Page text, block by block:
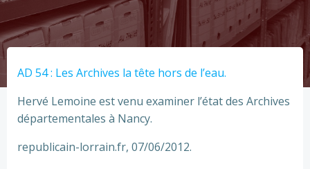
AD 54 : Les Archives la tête hors de l’eau.
Hervé Lemoine est venu examiner l’état des Archives
départementales à Nancy.
republicain-lorrain.fr, 07/06/2012.